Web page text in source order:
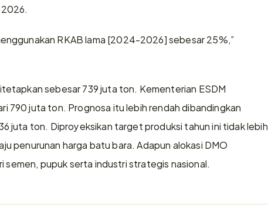
RKAB lama [2024-2026] sebesar 25%,”
sebesar 739 juta ton. Kementerian ESDM
790 juta ton. Prognosa itu lebih rendah dibandingkan
juta ton. Diproyeksikan target produksi tahun ini tidak lebih
penurunan harga batu bara. Adapun alokasi DMO
pupuk serta industri strategis nasional.